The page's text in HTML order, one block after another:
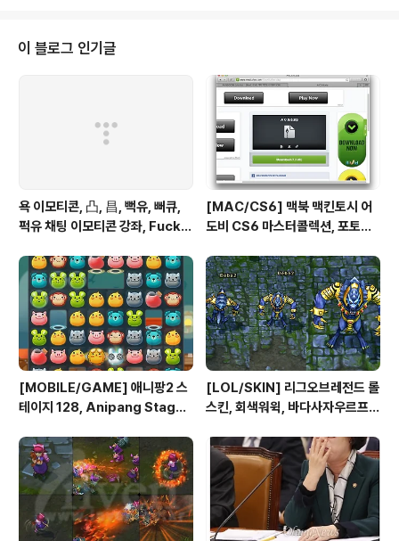
신지드만큼 뛰어난 실력을 보유한 이는 여태껏 없었다. 어
린 시절부터 물약을 만드는데 천부적인 소질을 보였던 그
는 이내 평범한 동료를 제치고 자운의 전통을 잇는 최고의
화학자로 성장했다. 신지드가 명성을 쌓아가고 있을 무렵
이 블로그 인기글
욕 이모티콘, 凸, 昌, 뻑유, 뻐큐,
퍽유 채팅 이모티콘 강좌, Fuck Y
[MAC/CS6] 맥북 맥킨토시 어
도비 CS6 마스터콜렉션, 포토샵
ation Adobe Creative Suit
e 6 Master Collection on M
ac OS X
[MOBILE/GAME] 애니팡2 스
테이지 128, Anipang Stage 1
[LOL/SKIN] 리그오브레전드 롤
스킨, 회색워윅, 바다사자우르프,
야성의워윅, 불송곳니워윅, 하이에
나워윅 인게임 스크린샷